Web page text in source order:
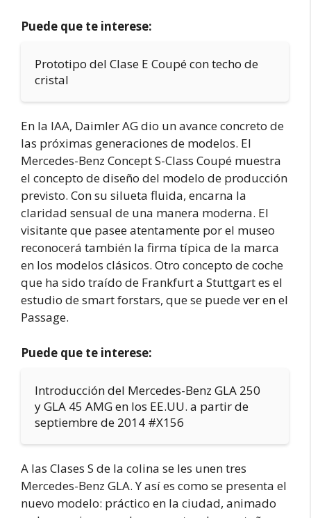
Puede que te interese:
Prototipo del Clase E Coupé con techo de
cristal
En la IAA, Daimler AG dio un avance concreto de
las próximas generaciones de modelos. El
Mercedes-Benz Concept S-Class Coupé muestra
el concepto de diseño del modelo de producción
previsto. Con su silueta fluida, encarna la
claridad sensual de una manera moderna. El
visitante que pasee atentamente por el museo
reconocerá también la firma típica de la marca
en los modelos clásicos. Otro concepto de coche
que ha sido traído de Frankfurt a Stuttgart es el
estudio de smart forstars, que se puede ver en el
Passage.
Puede que te interese:
Introducción del Mercedes-Benz GLA 250
y GLA 45 AMG en los EE.UU. a partir de
septiembre de 2014 #X156
A las Clases S de la colina se les unen tres
Mercedes-Benz GLA. Y así es como se presenta el
nuevo modelo: práctico en la ciudad, animado